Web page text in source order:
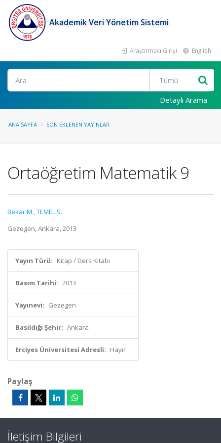
Akademik Veri Yönetim Sistemi
Araştırmacı Girişi English
Ara
Detaylı Arama
ANA SAYFA SON EKLENEN YAYINLAR
Ortaöğretim Matematik 9
Bekar M.,TEMEL S.
Gezegen, Ankara, 2013
Yayın Türü: Kitap / Ders Kitabı
Basım Tarihi: 2013
Yayınevi: Gezegen
Basıldığı Şehir: Ankara
Erciyes Üniversitesi Adresli: Hayır
Paylaş
İletişim Bilgileri